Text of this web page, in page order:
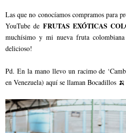
Las que no conocíamos compramos para
YouTube de FRUTAS EXÓTICAS
muchísimo y mi nueva fruta
delicioso!
Pd. En la mano llevo un racimo de
en Venezuela) aquí se llaman Bocadillos